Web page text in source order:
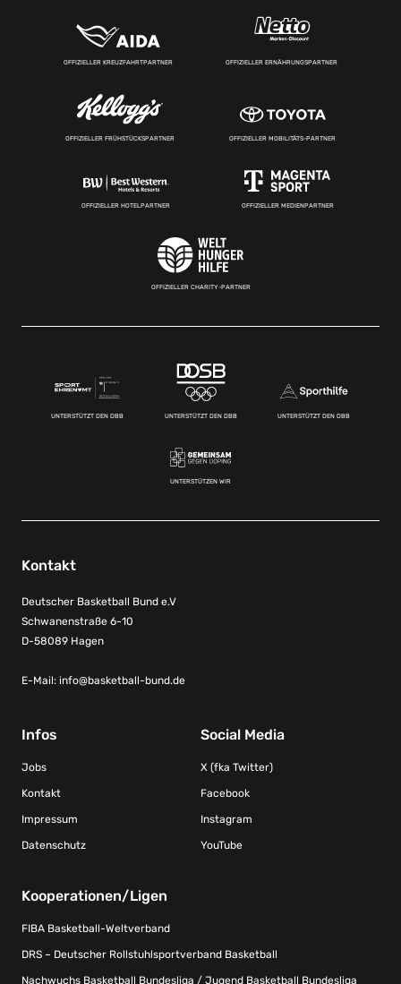
OFFIZIELLER KREUZFAHRTPARTNER OFFIZIELLER ERNÄHRUNGSPARTNER
OFFIZIELLER FRÜHSTÜCKSPARTNER OFFIZIELLER MOBILITÄTS-PARTNER
OFFIZIELLER HOTELPARTNER OFFIZIELLER MEDIENPARTNER
OFFIZIELLER CHARITY-PARTNER
UNTERSTÜTZT DEN DBB UNTERSTÜTZT DEN DBB UNTERSTÜTZT DEN DBB
UNTERSTÜTZEN WIR
Kontakt
Deutscher Basketball Bund e.V
Schwanenstraße 6-10
D-58089 Hagen
E-Mail: info@basketball-bund.de
Infos
Jobs
Kontakt
Impressum
Datenschutz
Social Media
X (fka Twitter)
Facebook
Instagram
YouTube
Kooperationen/Ligen
FIBA Basketball-Weltverband
DRS – Deutscher Rollstuhlsportverband Basketball
Nachwuchs Basketball Bundesliga / Jugend Basketball Bundesliga